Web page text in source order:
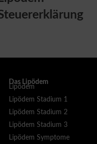
Das Lipödem
Lipödem
Lipödem Stadium 1
Lipödem Stadium 2
Lipödem Stadium 3
Lipödem Symptome